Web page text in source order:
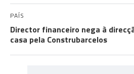
PAÍS
Director financeiro nega à
casa pela Construbarcelos